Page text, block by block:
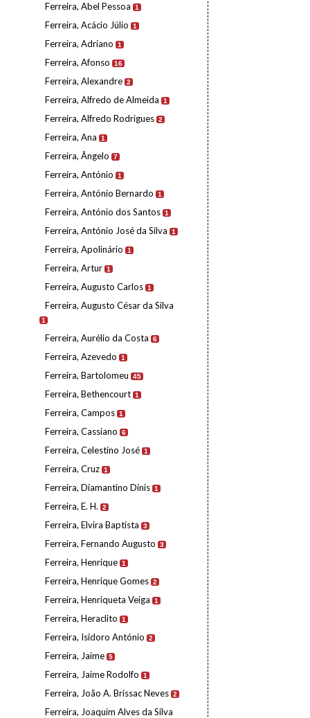
Ferreira, Abel Pessoa 1
Ferreira, Acácio Júlio 1
Ferreira, Adriano 1
Ferreira, Afonso 16
Ferreira, Alexandre 2
Ferreira, Alfredo de Almeida 1
Ferreira, Alfredo Rodrigues 2
Ferreira, Ana 1
Ferreira, Ângelo 7
Ferreira, António 1
Ferreira, António Bernardo 1
Ferreira, António dos Santos 1
Ferreira, António José da Silva 1
Ferreira, Apolinário 1
Ferreira, Artur 1
Ferreira, Augusto Carlos 1
Ferreira, Augusto César da Silva
1
Ferreira, Aurélio da Costa 6
Ferreira, Azevedo 1
Ferreira, Bartolomeu 45
Ferreira, Bethencourt 1
Ferreira, Campos 1
Ferreira, Cassiano 6
Ferreira, Celestino José 1
Ferreira, Cruz 1
Ferreira, Diamantino Dinis 1
Ferreira, E. H. 2
Ferreira, Elvira Baptista 3
Ferreira, Fernando Augusto 3
Ferreira, Henrique 1
Ferreira, Henrique Gomes 2
Ferreira, Henriqueta Veiga 1
Ferreira, Heraclito 1
Ferreira, Isidoro António 2
Ferreira, Jaime 5
Ferreira, Jaime Rodolfo 1
Ferreira, João A. Brissac Neves 2
Ferreira, Joaquim Alves da Silva